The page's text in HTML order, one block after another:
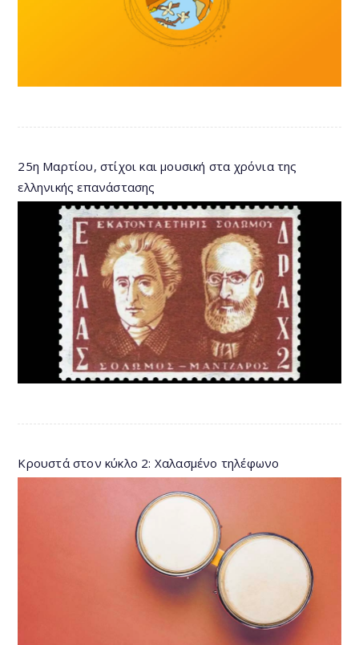
25η Μαρτίου, στίχοι και μουσική στα χρόνια της
ελληνικής επανάστασης
Κρουστά στον κύκλο 2: Χαλασμένο τηλέφωνο